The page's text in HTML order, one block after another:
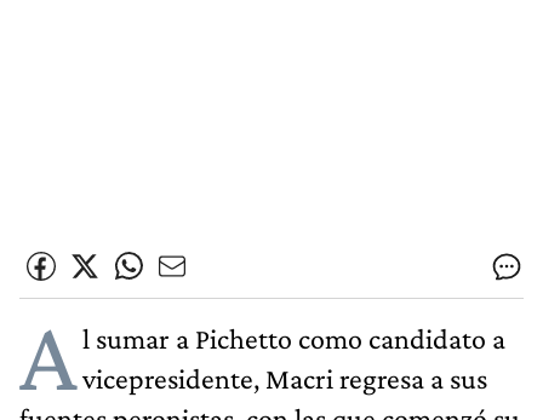
Al sumar a Pichetto como candidato a
vicepresidente, Macri regresa a sus